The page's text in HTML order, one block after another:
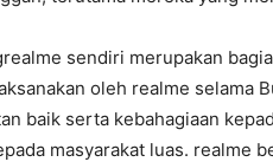
sendiri merupakan
oleh realme selama
baik serta kebahagiaan
masyarakat luas. realme